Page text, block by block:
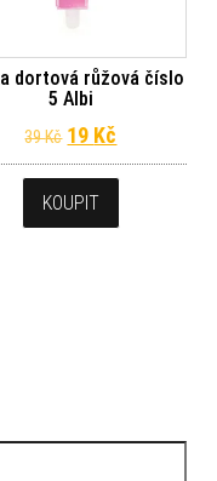
Kč.
19 Kč.
dortová růžová číslo
5 Albi
39Kč Původní cena
19 Kč
KOUPIT